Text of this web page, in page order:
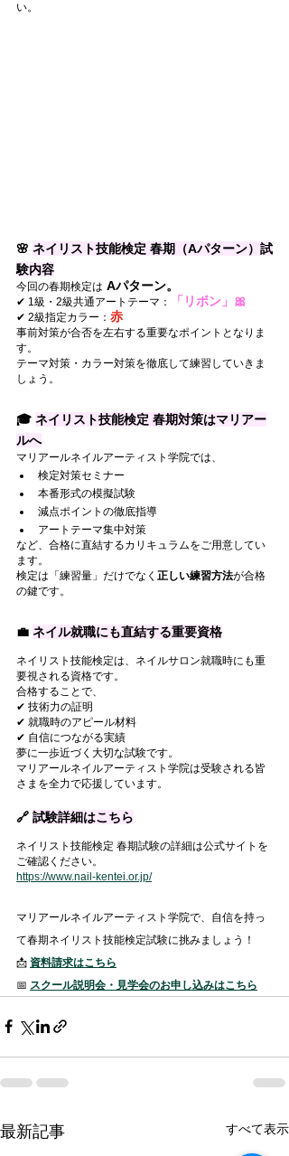
い。
🌸 ネイリスト技能検定 春期（Aパターン）試
験内容
今回の春期検定は Aパターン。
✔ 1級・2級共通アートテーマ： 「リボン」🎀
✔ 2級指定カラー： 赤
事前対策が合否を左右する重要なポイントとなりま
す。
テーマ対策・カラー対策を徹底して練習していきま
しょう。
🎓 ネイリスト技能検定 春期対策はマリアー
ルへ
マリアールネイルアーティスト学院では、
検定対策セミナー
本番形式の模擬試験
減点ポイントの徹底指導
アートテーマ集中対策
など、合格に直結するカリキュラムをご用意してい
ます。
検定は「練習量」だけでなく 正しい練習方法が合格
の鍵です。
💼 ネイル就職にも直結する重要資格
ネイリスト技能検定は、ネイルサロン就職時にも重
要視される資格です。
合格することで、
✔ 技術力の証明
✔ 就職時のアピール材料
✔ 自信につながる実績
夢に一歩近づく大切な試験です。
マリアールネイルアーティスト学院は受験される皆
さまを全力で応援しています。
🔗 試験詳細はこちら
ネイリスト技能検定 春期試験の詳細は公式サイトを
ご確認ください。
https://www.nail-kentei.or.jp/
マリアールネイルアーティスト学院で、自信を持っ
て春期ネイリスト技能検定試験に挑みましょう！
📩 資料請求はこちら
📅 スクール説明会・見学会のお申し込みはこちら
最新記事 すべて表示